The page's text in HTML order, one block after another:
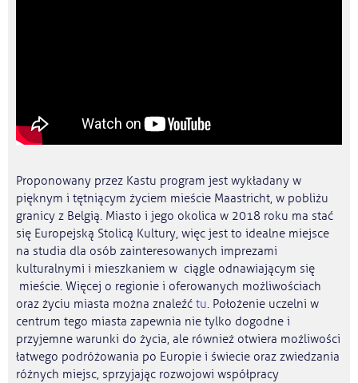
Proponowany przez Kastu program jest wykładany w
pięknym i tętniącym życiem mieście Maastricht, w pobliżu
granicy z Belgią. Miasto i jego okolica w 2018 roku ma stać
się Europejską Stolicą Kultury, więc jest to idealne miejsce
na studia dla osób zainteresowanych imprezami
kulturalnymi i mieszkaniem w ciągle odnawiającym się
mieście. Więcej o regionie i oferowanych możliwościach
oraz życiu miasta można znaleźć tu. Położenie uczelni w
centrum tego miasta zapewnia nie tylko dogodne i
przyjemne warunki do życia, ale również otwiera możliwości
łatwego podróżowania po Europie i świecie oraz zwiedzania
różnych miejsc, sprzyjając rozwojowi współpracy